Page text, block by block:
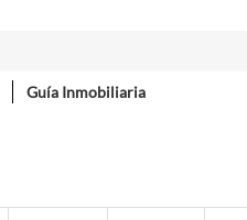
Guía Inmobiliaria